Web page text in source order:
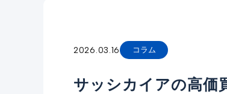
2026.03.16 コラム
サッシカイアの高価